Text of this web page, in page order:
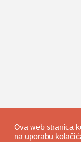
Ova web stranica
na uporabu